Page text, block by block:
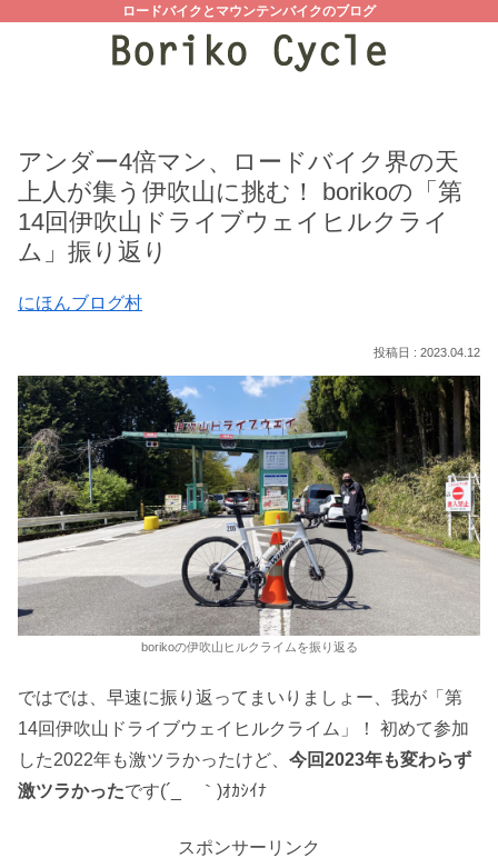
ロードバイクとマウンテンバイクのブログ
アンダー4倍マン、ロードバイク界の天
上人が集う伊吹山に挑む！ borikoの「第
14回伊吹山ドライブウェイヒルクライ
ム」振り返り
にほんブログ村
2023.04.12
borikoの伊吹山ヒルクライムを振り返る
ではでは、早速に振り返ってまいりましょー、我が「第
14回伊吹山ドライブウェイヒルクライム」！ 初めて参加
した2022年も激ツラかったけど、 今回2023年も変わらず
激ツラかったです(´_ゝ｀)ｵｶｼｲﾅ
スポンサーリンク